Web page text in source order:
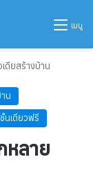
เมนู
ดียสร้างบ้าน
น
นเดียวฟรี
หลาย